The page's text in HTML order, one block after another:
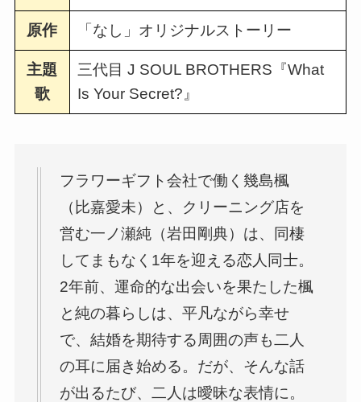
原作 「なし」オリジナルストーリー
主題
歌
三代目 J SOUL BROTHERS『What
Is Your Secret?』
フラワーギフト会社で働く幾島楓
（比嘉愛未）と、クリーニング店を
営む一ノ瀬純（岩田剛典）は、同棲
してまもなく1年を迎える恋人同士。
2年前、運命的な出会いを果たした楓
と純の暮らしは、平凡ながら幸せ
で、結婚を期待する周囲の声も二人
の耳に届き始める。だが、そんな話
が出るたび、二人は曖昧な表情に。